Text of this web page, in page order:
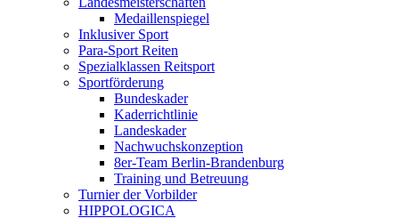
Medaillenspiegel
Inklusiver Sport
Para-Sport Reiten
Spezialklassen Reitsport
Sportförderung
Bundeskader
Kaderrichtlinie
Landeskader
Nachwuchskonzeption
8er-Team Berlin-Brandenburg
Training und Betreuung
Turnier der Vorbilder
HIPPOLOGICA